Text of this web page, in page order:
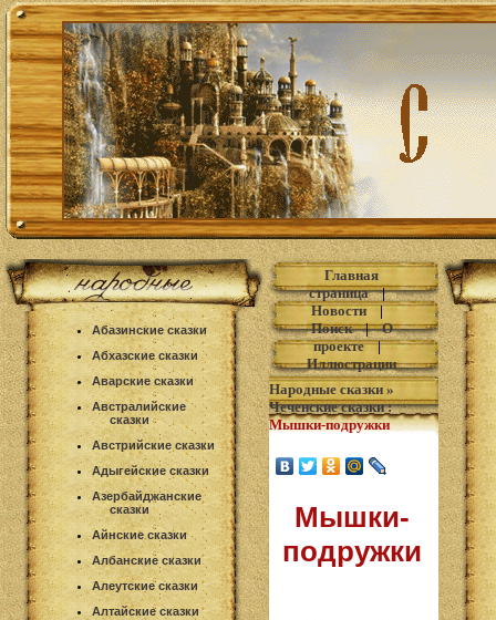
Абазинские сказки
Абхазские сказки
Аварские сказки
Австралийские
сказки
Австрийские сказки
Адыгейские сказки
Азербайджанские
сказки
Айнские сказки
Албанские сказки
Алеутские сказки
Алтайские сказки
Главная
страница|
Новости|
Поиск|О
проекте|
Иллюстрации
Народные сказки »
Чеченские сказки:
Мышки-подружки
Мышки-
подружки